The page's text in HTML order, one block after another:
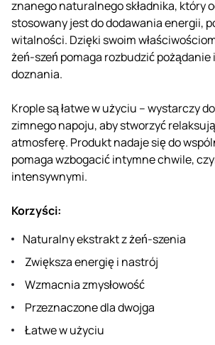
znanego naturalnego składnika, który
stosowany jest do dodawania energii,
witalności. Dzięki swoim
żeń-szeń pomaga rozbudzić pożądanie
doznania.
Krople są łatwe w użyciu – wystarczy
zimnego napoju, aby stworzyć
atmosferę. Produkt nadaje się do
pomaga wzbogacić intymne chwile,
intensywnymi.
Korzyści:
Naturalny ekstrakt z żeń-szenia
Zwiększa energię i nastrój
Wzmacnia zmysłowość
Przeznaczone dla dwojga
Łatwe w użyciu